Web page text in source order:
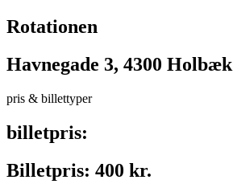
Rotationen
Havnegade 3, 4300 Holbæk
pris & billettyper
billetpris:
Billetpris: 400 kr.